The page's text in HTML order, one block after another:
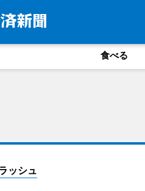
食べる
ッシュ